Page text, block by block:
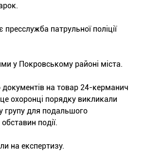
патрульної поліції
у Покровському районі міста.
на товар 24-керманич
охоронці порядку викликали
групу для подальшого
події.
на експертизу.